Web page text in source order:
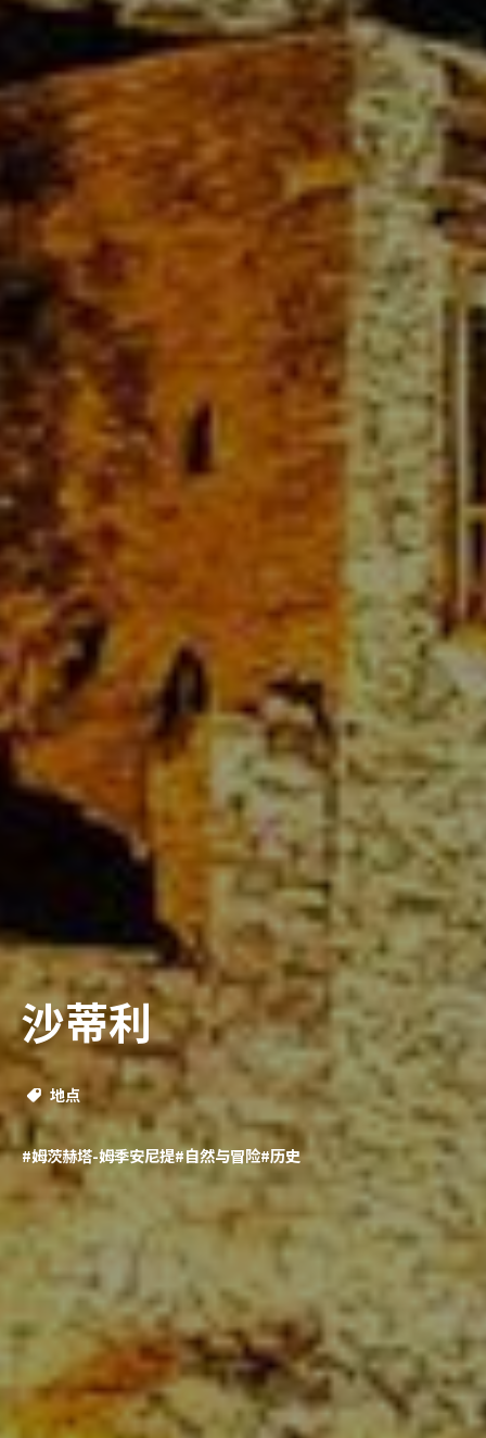
沙蒂利
地点
#姆茨赫塔-姆季安尼提#自然与冒险#历史